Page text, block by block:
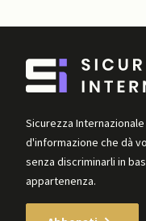
Sicurezza
d'informazione che dà
senza discriminarli in
appartenenza.